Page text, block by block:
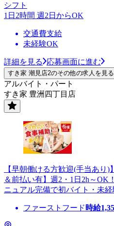
シフト
1日2時間 週2日からOK
交通費支給
未経験OK
詳細を見る 応募画面に進む
すき家 潮見店2のその他の求人を見る
アルバイト・パート
すき家 豊洲四丁目店
【早朝働ける方歓迎(手当あ
＆前払い有】週2・1日2h～
ニュアル完備で初バイト・未
ファーストフード 時給